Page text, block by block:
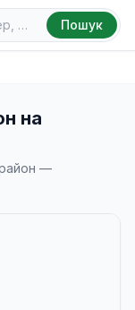
Пошук
на
район —